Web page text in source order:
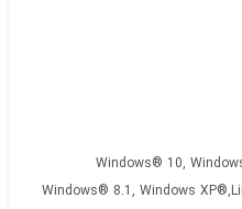
Windows® 10,
Windows® 8.1, Windows